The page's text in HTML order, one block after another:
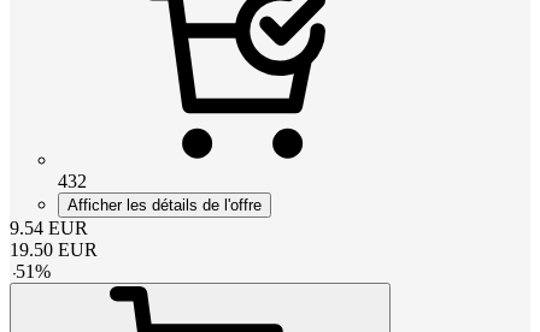
432
Afficher les détails de l'offre
9.54 EUR
19.50 EUR
-51%